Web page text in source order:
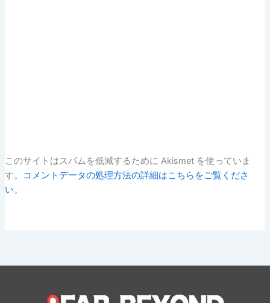
このサイトはスパムを低減するために Akismet を使っていま
す。
コメントデータの処理方法の詳細はこちらをご覧くださ
い。